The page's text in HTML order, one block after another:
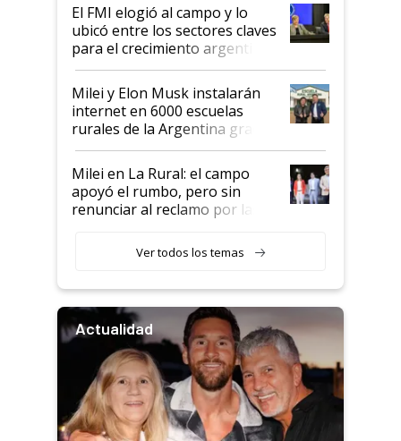
El FMI elogió al campo y lo
ubicó entre los sectores claves
para el crecimiento argentino
Milei y Elon Musk instalarán
internet en 6000 escuelas
rurales de la Argentina gracias
a un acuerdo con Starlink
Milei en La Rural: el campo
apoyó el rumbo, pero sin
renunciar al reclamo por las
Ver todos los temas
Actualidad